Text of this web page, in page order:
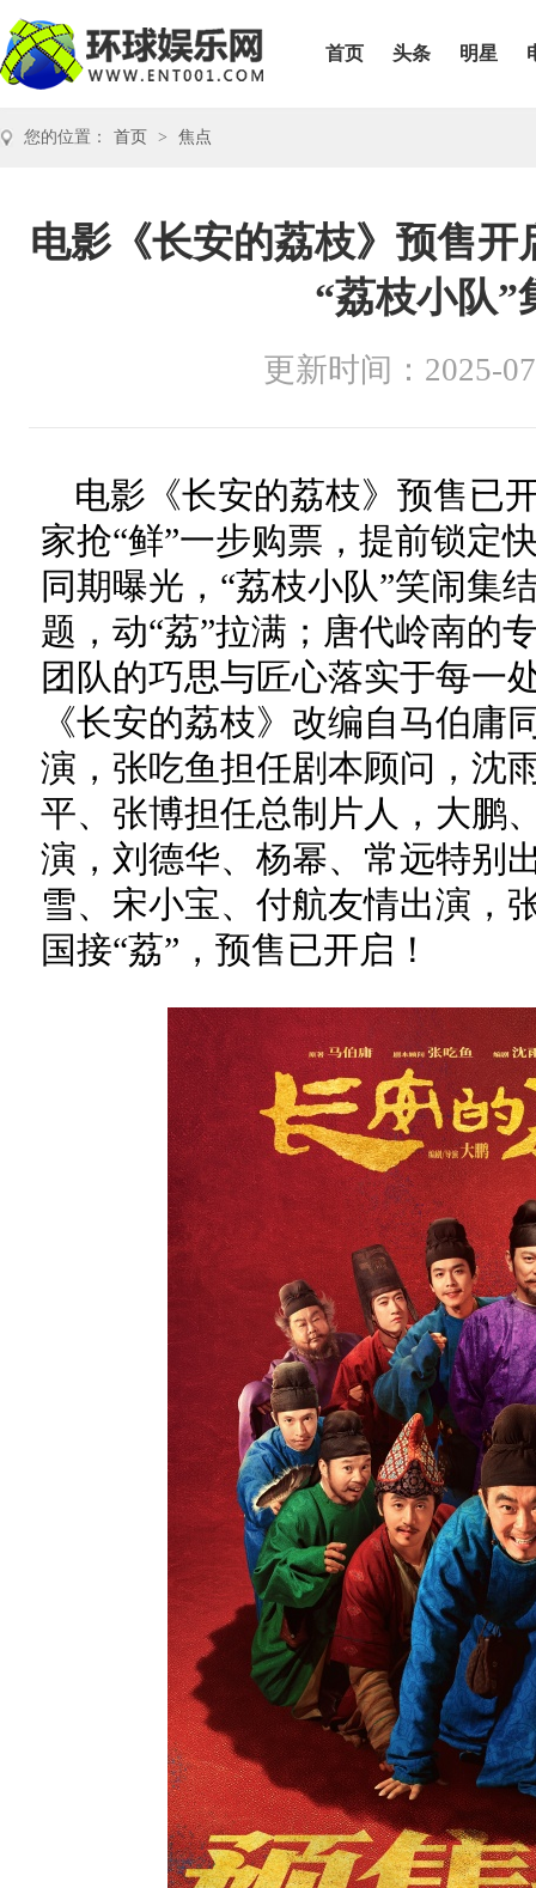
首页 头条 明星
您的位置： 首页 > 焦点
电影《长安的荔枝》预售
“荔枝小队”
更新时间：2025-
电影《长安的荔枝》预售已
家抢“鲜”一步购票，提前锁定
同期曝光，“荔枝小队”笑闹集
题，动“荔”拉满；唐代岭南的
团队的巧思与匠心落实于每一
《长安的荔枝》改编自马伯庸
演，张吃鱼担任剧本顾问，沈
平、张博担任总制片人，大鹏
演，刘德华、杨幂、常远特别
雪、宋小宝、付航友情出演，
国接“荔”，预售已开启！